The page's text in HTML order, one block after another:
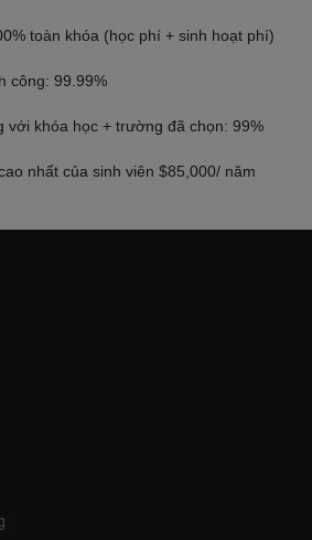
toàn khóa (học phí + sinh hoạt phí)
công: 99.99%
với khóa học + trường đã chọn: 99%
nhất của sinh viên $85,000/ năm